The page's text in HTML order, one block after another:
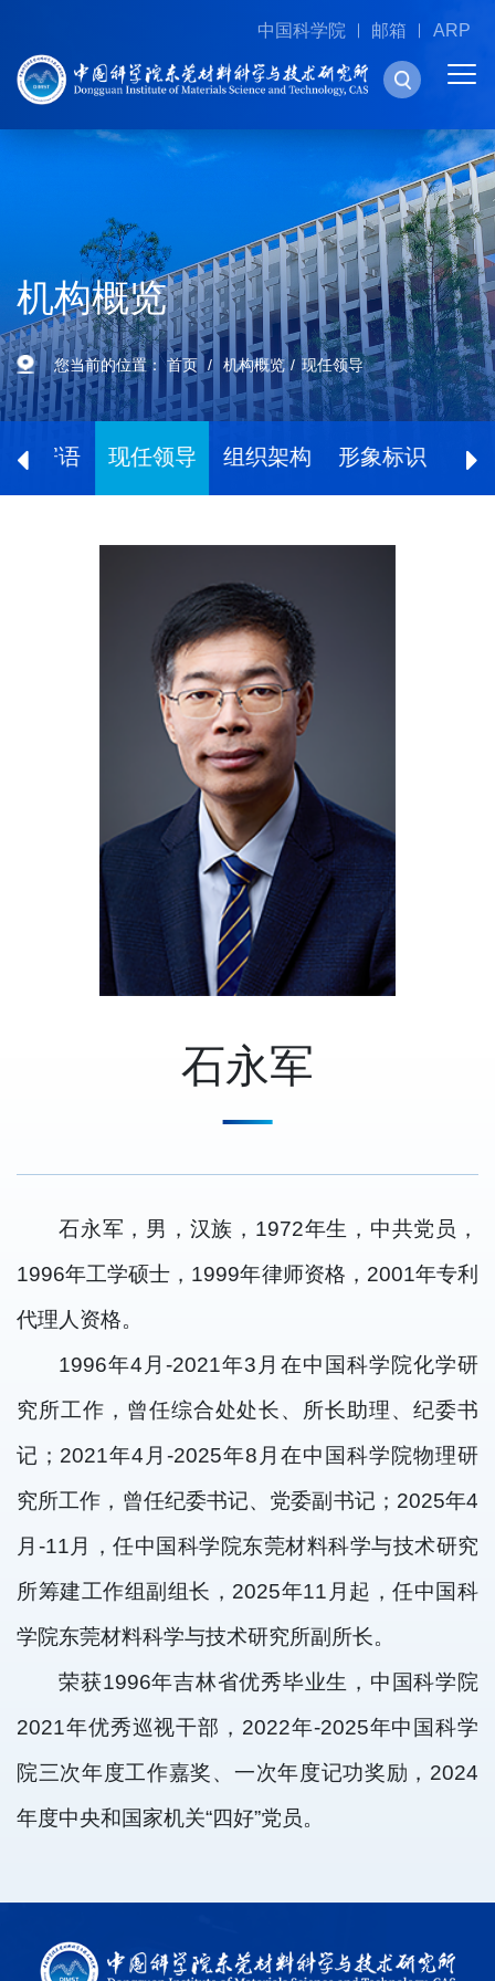
中国科学院 邮箱 ARP
机构概览
您当前的位置：首页 机构概览 现任领导
长寄语 现任领导 组织架构 形象标识
石永军
石永军，男，汉族，1972年生，中共党员，
1996年工学硕士，1999年律师资格，2001年专利
代理人资格。
1996年4月-2021年3月在中国科学院化学研
究所工作，曾任综合处处长、所长助理、纪委书
记；2021年4月-2025年8月在中国科学院物理研
究所工作，曾任纪委书记、党委副书记；2025年4
月-11月，任中国科学院东莞材料科学与技术研究
所筹建工作组副组长，2025年11月起，任中国科
学院东莞材料科学与技术研究所副所长。
荣获1996年吉林省优秀毕业生，中国科学院
2021年优秀巡视干部，2022年-2025年中国科学
院三次年度工作嘉奖、一次年度记功奖励，2024
年度中央和国家机关“四好”党员。